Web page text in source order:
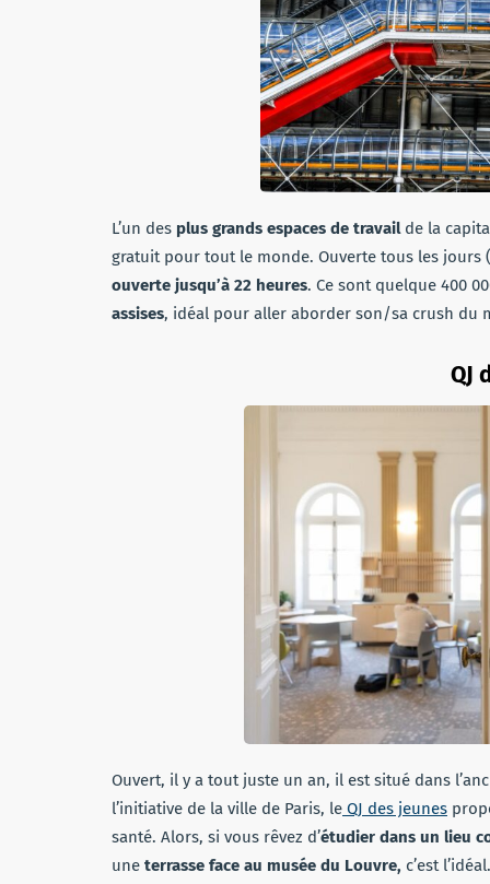
L’un des plus grands espaces de travail de la
gratuit pour tout le monde. Ouverte tous les jours
ouverte jusqu’à 22 heures. Ce sont quelque 400
assises, idéal pour aller aborder son/sa crush du
QJ
Ouvert, il y a tout juste un an, il est situé dans
l’initiative de la ville de Paris, le QJ des jeunes
santé. Alors, si vous rêvez d’étudier dans un lieu
une terrasse face au musée du Louvre, c’est l’idéal.